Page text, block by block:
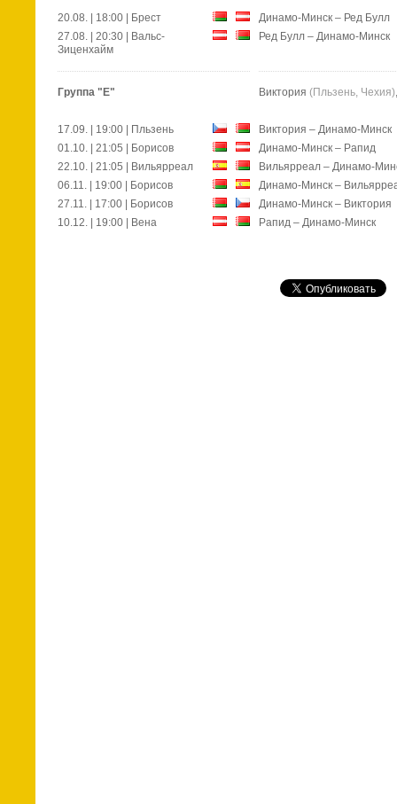
20.08. | 18:00 | Брест
Динамо-Минск – Ред Булл
27.08. | 20:30 | Вальс-
Зиценхайм
Ред Булл – Динамо-Минск
Группа "Е" Виктория (Пльзень, Чехия)
17.09. | 19:00 | Пльзень Виктория – Динамо-Минск
01.10. | 21:05 | Борисов
Динамо-Минск – Рапид
22.10. | 21:05 | Вильярреал
Вильярреал – Динамо-
06.11. | 19:00 | Борисов
Динамо-Минск –
27.11. | 17:00 | Борисов
Динамо-Минск – Виктория
10.12. | 19:00 | Вена
Рапид – Динамо-Минск